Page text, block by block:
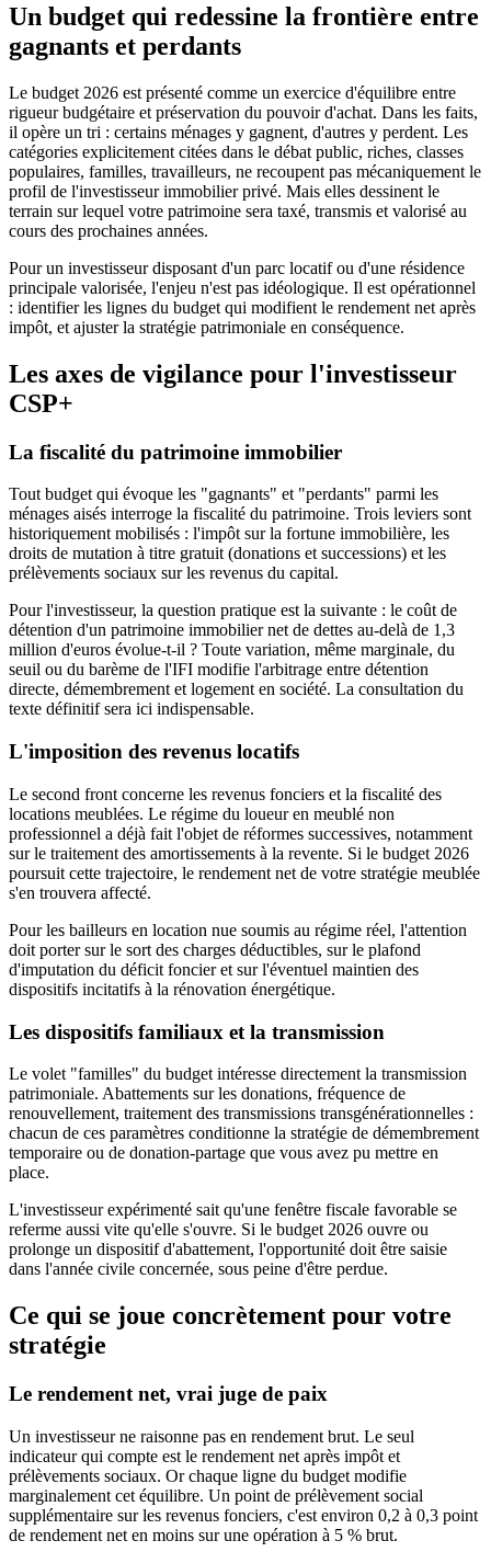
Un budget qui redessine la frontière entre
gagnants et perdants
Le budget 2026 est présenté comme un exercice d'équilibre entre
rigueur budgétaire et préservation du pouvoir d'achat. Dans les faits,
il opère un tri : certains ménages y gagnent, d'autres y perdent. Les
catégories explicitement citées dans le débat public, riches, classes
populaires, familles, travailleurs, ne recoupent pas mécaniquement le
profil de l'investisseur immobilier privé. Mais elles dessinent le
terrain sur lequel votre patrimoine sera taxé, transmis et valorisé au
cours des prochaines années.
Pour un investisseur disposant d'un parc locatif ou d'une résidence
principale valorisée, l'enjeu n'est pas idéologique. Il est opérationnel
: identifier les lignes du budget qui modifient le rendement net après
impôt, et ajuster la stratégie patrimoniale en conséquence.
Les axes de vigilance pour l'investisseur
CSP+
La fiscalité du patrimoine immobilier
Tout budget qui évoque les "gagnants" et "perdants" parmi les
ménages aisés interroge la fiscalité du patrimoine. Trois leviers sont
historiquement mobilisés : l'impôt sur la fortune immobilière, les
droits de mutation à titre gratuit (donations et successions) et les
prélèvements sociaux sur les revenus du capital.
Pour l'investisseur, la question pratique est la suivante : le coût de
détention d'un patrimoine immobilier net de dettes au-delà de 1,3
million d'euros évolue-t-il ? Toute variation, même marginale, du
seuil ou du barème de l'IFI modifie l'arbitrage entre détention
directe, démembrement et logement en société. La consultation du
texte définitif sera ici indispensable.
L'imposition des revenus locatifs
Le second front concerne les revenus fonciers et la fiscalité des
locations meublées. Le régime du loueur en meublé non
professionnel a déjà fait l'objet de réformes successives, notamment
sur le traitement des amortissements à la revente. Si le budget 2026
poursuit cette trajectoire, le rendement net de votre stratégie meublée
s'en trouvera affecté.
Pour les bailleurs en location nue soumis au régime réel, l'attention
doit porter sur le sort des charges déductibles, sur le plafond
d'imputation du déficit foncier et sur l'éventuel maintien des
dispositifs incitatifs à la rénovation énergétique.
Les dispositifs familiaux et la transmission
Le volet "familles" du budget intéresse directement la transmission
patrimoniale. Abattements sur les donations, fréquence de
renouvellement, traitement des transmissions transgénérationnelles :
chacun de ces paramètres conditionne la stratégie de démembrement
temporaire ou de donation-partage que vous avez pu mettre en
place.
L'investisseur expérimenté sait qu'une fenêtre fiscale favorable se
referme aussi vite qu'elle s'ouvre. Si le budget 2026 ouvre ou
prolonge un dispositif d'abattement, l'opportunité doit être saisie
dans l'année civile concernée, sous peine d'être perdue.
Ce qui se joue concrètement pour votre
stratégie
Le rendement net, vrai juge de paix
Un investisseur ne raisonne pas en rendement brut. Le seul
indicateur qui compte est le rendement net après impôt et
prélèvements sociaux. Or chaque ligne du budget modifie
marginalement cet équilibre. Un point de prélèvement social
supplémentaire sur les revenus fonciers, c'est environ 0,2 à 0,3 point
de rendement net en moins sur une opération à 5 % brut.